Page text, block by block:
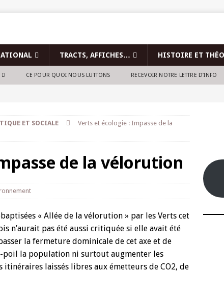
TRACTS, AFFICHES… HISTOIRE ET
CE POUR QUOI NOUS LUTTONS RECEVOIR NOTRE LETTRE D’INFO
ET SOCIALE
Verts et écologie : Impasse de la
de la vélorution
« Allée de la vélorution » par les Verts cet
n’aurait pas été aussi critiquée si elle avait été
la fermeture dominicale de cet axe et de
poil la population ni surtout augmenter les
laissés libres aux émetteurs de CO2, de